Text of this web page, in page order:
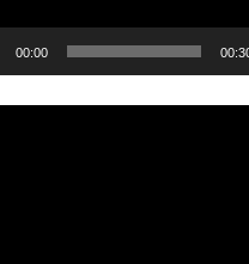
00:00